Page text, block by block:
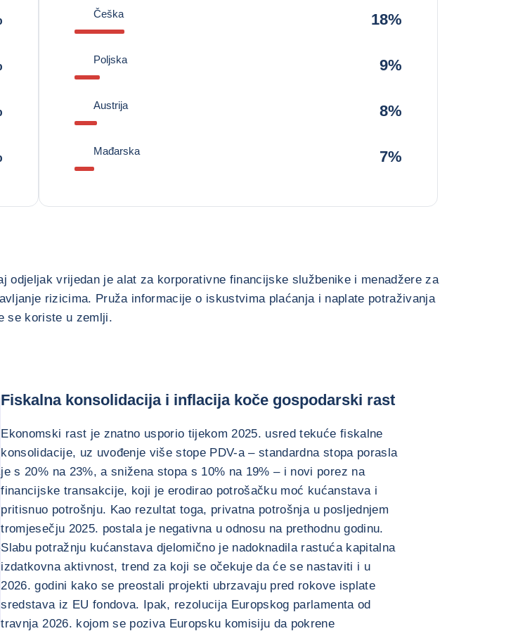
Češka 18%
Poljska 9%
Austrija 8%
Mađarska 7%
odjeljak vrijedan je alat za korporativne financijske službenike i menadžere za
rizicima. Pruža informacije o iskustvima plaćanja i naplate potraživanja
se koriste u zemlji.
Fiskalna konsolidacija i inflacija koče gospodarski rast
Ekonomski rast je znatno usporio tijekom 2025. usred tekuće fiskalne
konsolidacije, uz uvođenje više stope PDV-a – standardna stopa porasla
je s 20% na 23%, a snižena stopa s 10% na 19% – i novi porez na
financijske transakcije, koji je erodirao potrošačku moć kućanstava i
pritisnuo potrošnju. Kao rezultat toga, privatna potrošnja u posljednjem
tromjesečju 2025. postala je negativna u odnosu na prethodnu godinu.
Slabu potražnju kućanstava djelomično je nadoknadila rastuća kapitalna
izdatkovna aktivnost, trend za koji se očekuje da će se nastaviti i u
2026. godini kako se preostali projekti ubrzavaju pred rokove isplate
sredstava iz EU fondova. Ipak, rezolucija Europskog parlamenta od
travnja 2026. kojom se poziva Europsku komisiju da pokrene